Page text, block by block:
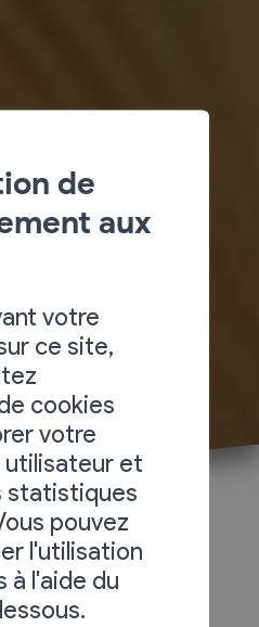
de
aux
votre
ce site,
cookies
votre
et
statistiques
pouvez
l'utilisation
à l'aide du